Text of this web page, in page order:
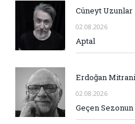
Cüneyt Uzunlar
02.08.2026
Aptal
Erdoğan Mitrani
02.08.2026
Geçen